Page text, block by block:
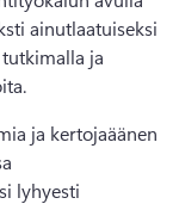
new tab)
ainutlaatuiseksi
ja
ja kertojaäänen
tab)
lyhyesti